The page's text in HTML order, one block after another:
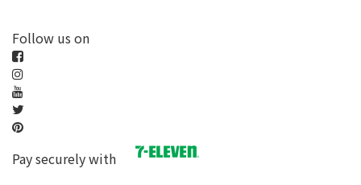
Follow us on
Pay securely with